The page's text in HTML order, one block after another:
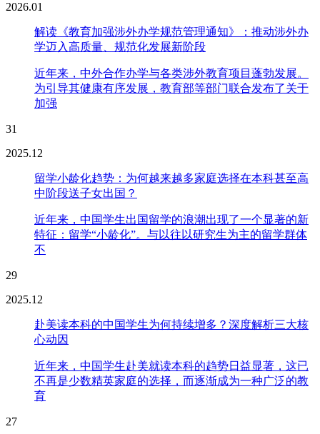
2026.01
解读《教育加强涉外办学规范管理通知》：推动涉外办
学迈入高质量、规范化发展新阶段
近年来，中外合作办学与各类涉外教育项目蓬勃发展。
为引导其健康有序发展，教育部等部门联合发布了关于
加强
31
2025.12
留学小龄化趋势：为何越来越多家庭选择在本科甚至高
中阶段送子女出国？
近年来，中国学生出国留学的浪潮出现了一个显著的新
特征：留学“小龄化”。与以往以研究生为主的留学群体
不
29
2025.12
赴美读本科的中国学生为何持续增多？深度解析三大核
心动因
近年来，中国学生赴美就读本科的趋势日益显著，这已
不再是少数精英家庭的选择，而逐渐成为一种广泛的教
育
27